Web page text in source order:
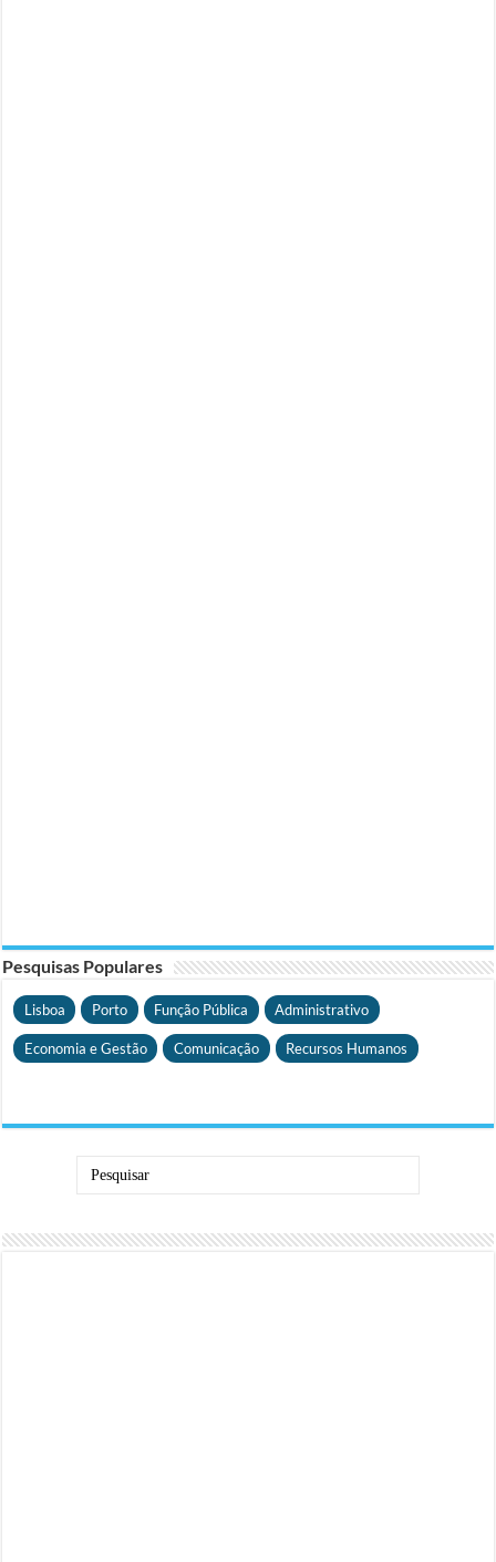
Pesquisas Populares
Lisboa Porto Função Pública Administrativo
Economia e Gestão Comunicação Recursos Humanos